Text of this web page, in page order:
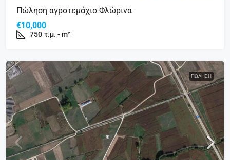
Πώληση αγροτεμάχιο Φλώρινα
€10,000
750 τ.μ. - m²
ΠΏΛΗΣΗ